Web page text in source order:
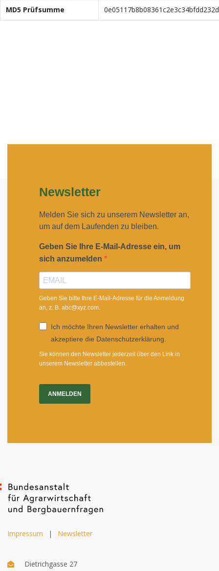
MD5 Prüfsumme
Newsletter
Melden Sie sich zu unserem Newsletter an,
um auf dem Laufenden zu bleiben.
Geben Sie Ihre E-Mail-Adresse ein, um
sich anzumelden
Geben Sie bitte Ihre E-Mail-Adresse für die Anmeldung
an, z. B. abc@xyz.com.
Ich möchte Ihren Newsletter erhalten und
akzeptiere die Datenschutzerklärung.
Sie können den Newsletter jederzeit über den Link in
unserem Newsletter abbestellen.
ANMELDEN
Impressum | Newsletter
Dietrichgasse 27